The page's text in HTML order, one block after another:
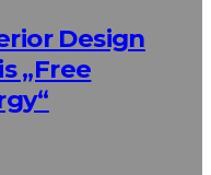
Design
„Free